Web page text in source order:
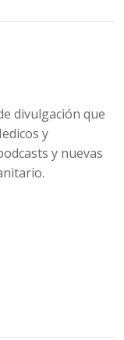
divulgación que
y
y nuevas